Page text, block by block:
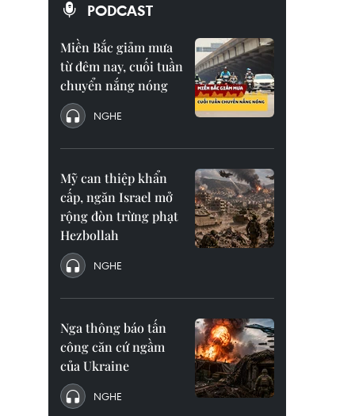
PODCAST
Miền Bắc giảm mưa
từ đêm nay, cuối tuần
chuyển nắng nóng
NGHE
Mỹ can thiệp khẩn
cấp, ngăn Israel mở
rộng đòn trừng phạt
Hezbollah
NGHE
Nga thông báo tấn
công căn cứ ngầm
của Ukraine
NGHE